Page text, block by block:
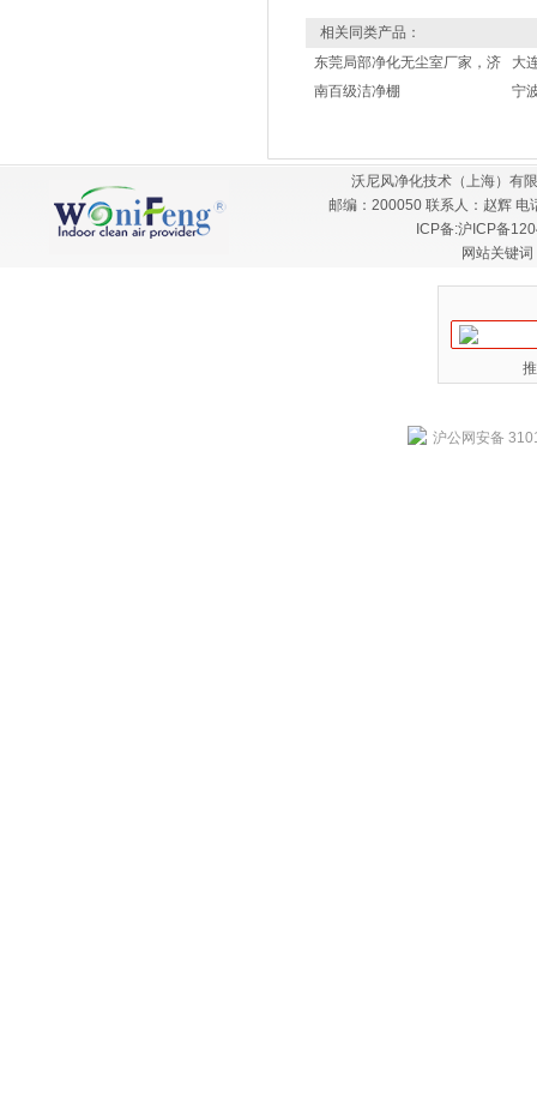
相关同类产品：
东莞局部净化无尘室厂家，济
南百级洁净棚
大
宁
沃尼风净化技术（上海）有
邮编：200050 联系人：赵辉
ICP备:沪ICP备
网站关键
沪公网安备